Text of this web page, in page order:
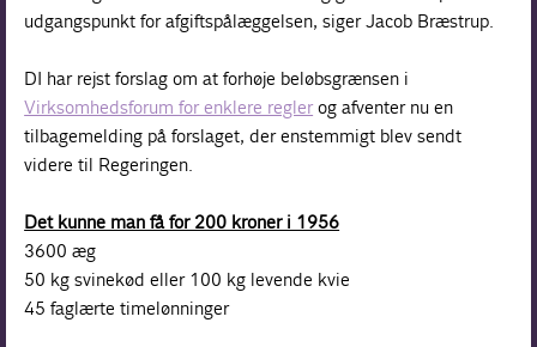
udgangspunkt for afgiftspålæggelsen, siger Jacob Bræstrup.
DI har rejst forslag om at forhøje beløbsgrænsen i
Virksomhedsforum for enklere reglerog afventer nu en
tilbagemelding på forslaget, der enstemmigt blev sendt
videre til Regeringen.
Det kunne man få for 200 kroner i 1956
3600 æg
50 kg svinekød eller 100 kg levende kvie
45 faglærte timelønninger